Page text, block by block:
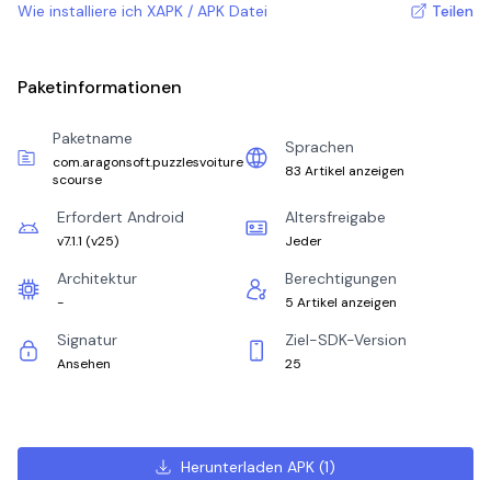
Wie installiere ich XAPK / APK Datei Teilen
Paketinformationen
Paketname
com.aragonsoft.puzzlesvoiture
scourse
Sprachen
83 Artikel anzeigen
Erfordert Android
v7.1.1 (v25)
Altersfreigabe
Jeder
Architektur
-
Berechtigungen
5 Artikel anzeigen
Signatur
Ansehen
Ziel-SDK-Version
25
Herunterladen APK (1)